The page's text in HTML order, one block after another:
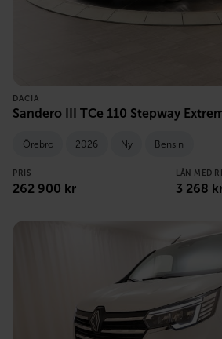
DACIA
Sandero III TCe 110 Stepway
Örebro 2026 Ny Bensin
PRIS
262 900 kr
LÅN MED
3 268